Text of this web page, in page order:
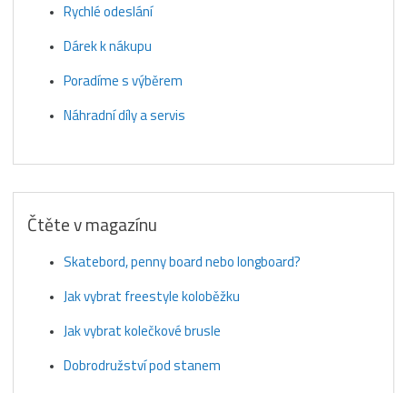
Rychlé odeslání
Dárek k nákupu
Poradíme s výběrem
Náhradní díly a servis
Čtěte v magazínu
Skatebord, penny board nebo longboard?
Jak vybrat freestyle koloběžku
Jak vybrat kolečkové brusle
Dobrodružství pod stanem